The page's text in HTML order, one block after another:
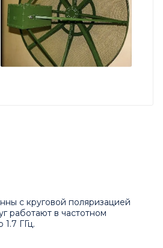
с круговой поляризацией
работают в частотном
1.7 ГГц.